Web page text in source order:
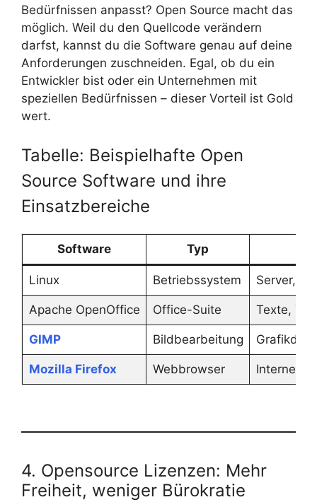
Bedürfnissen anpasst? Open Source macht das
möglich. Weil du den Quellcode verändern
darfst, kannst du die Software genau auf deine
Anforderungen zuschneiden. Egal, ob du ein
Entwickler bist oder ein Unternehmen mit
speziellen Bedürfnissen – dieser Vorteil ist Gold
wert.
Tabelle: Beispielhafte Open
Source Software und ihre
Einsatzbereiche
Software Typ
Linux Betriebssystem Server,
Apache OpenOffice Office-Suite Texte,
GIMP Bildbearbeitung
Mozilla Firefox Webbrowser
4. Opensource Lizenzen: Mehr
Freiheit, weniger Bürokratie